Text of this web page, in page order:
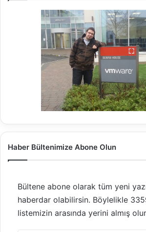
Haber Bültenimize Abone Olun
Bültene abone olarak tüm yeni
haberdar olabilirsin. Böylelikle
listemizin arasında yerini almış